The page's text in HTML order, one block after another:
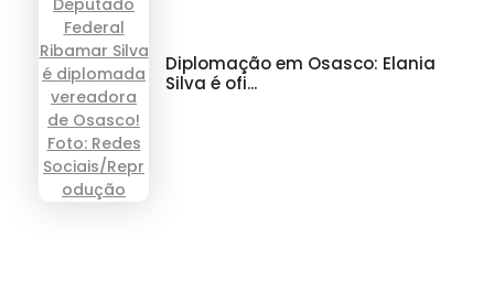
Diplomação em Osasco: Elania
Silva é ofi...